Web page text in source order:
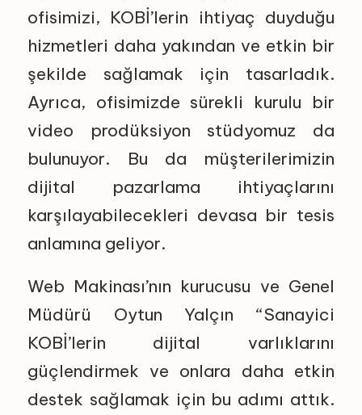
ofisimizi, KOBİ’lerin ihtiyaç duyduğu
hizmetleri daha yakından ve etkin bir
şekilde sağlamak için tasarladık.
Ayrıca, ofisimizde sürekli kurulu bir
video prodüksiyon stüdyomuz da
bulunuyor. Bu da müşterilerimizin
dijital pazarlama ihtiyaçlarını
karşılayabilecekleri devasa bir tesis
anlamına geliyor.
Web Makinası’nın kurucusu ve Genel
Müdürü Oytun Yalçın “Sanayici
KOBİ’lerin dijital varlıklarını
güçlendirmek ve onlara daha etkin
destek sağlamak için bu adımı attık.